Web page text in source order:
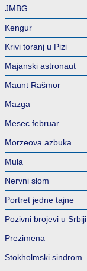
JMBG
Kengur
Krivi toranj u Pizi
Majanski astronaut
Maunt Rašmor
Mazga
Mesec februar
Morzeova azbuka
Mula
Nervni slom
Portret jedne tajne
Pozivni brojevi u Srbiji
Prezimena
Stokholmski sindrom